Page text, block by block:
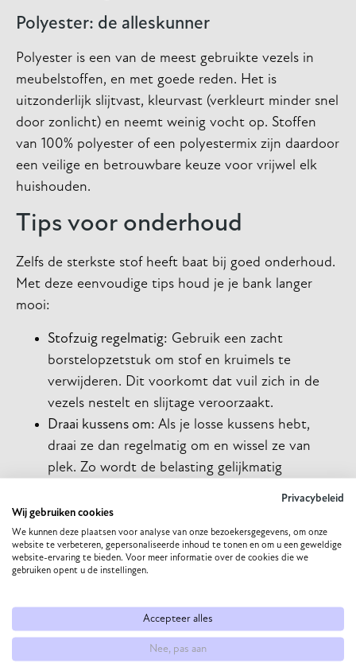
Polyester: de alleskunner
Polyester is een van de meest gebruikte vezels in
meubelstoffen, en met goede reden. Het is
uitzonderlijk slijtvast, kleurvast (verkleurt minder snel
door zonlicht) en neemt weinig vocht op. Stoffen
van 100% polyester of een polyestermix zijn daardoor
een veilige en betrouwbare keuze voor vrijwel elk
huishouden.
Tips voor onderhoud
Zelfs de sterkste stof heeft baat bij goed onderhoud.
Met deze eenvoudige tips houd je je bank langer
mooi:
Stofzuig regelmatig: Gebruik een zacht
borstelopzetstuk om stof en kruimels te
verwijderen. Dit voorkomt dat vuil zich in de
vezels nestelt en slijtage veroorzaakt.
Draai kussens om: Als je losse kussens hebt,
draai ze dan regelmatig om en wissel ze van
plek. Zo wordt de belasting gelijkmatig
Dep vlekken direct:
vlek dan onmiddellijk met een schone, droge
doek. Wrijven maakt de vlek vaak erger. Gebruik
eventueel een beetje lauw water.
synthetische stoffen redelijk kleurvast zijn, kan
langdurige blootstelling aan direct zonlicht elke
stof doen verbleken. Probeer de bank niet
Privacybeleid
Wij gebruiken cookies
We kunnen deze plaatsen voor analyse van onze bezoekersgegevens, om onze
website te verbeteren, gepersonaliseerde inhoud te tonen en om u een geweldige
website-ervaring te bieden. Voor meer informatie over de cookies die we
gebruiken opent u de instellingen.
Accepteer alles
Nee, pas aan